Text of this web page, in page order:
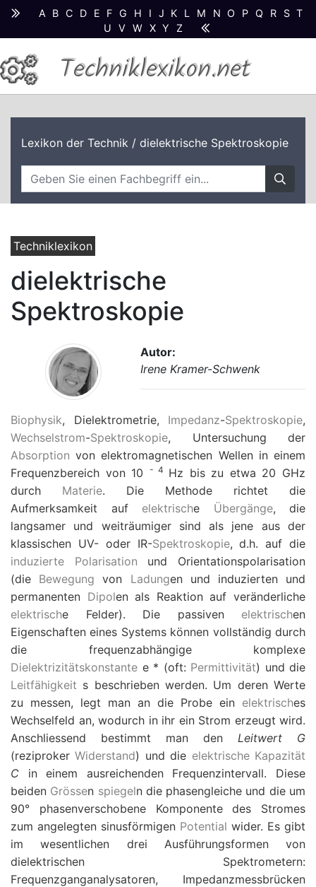
A B C D E F G H I J K L M N O P Q R S T
U
V W X Y Z
Techniklexikon.net
Lexikon der Technik / dielektrische Spektroskopie
Techniklexikon
dielektrische
Spektroskopie
Autor:
Irene Kramer-Schwenk
Biophysik, Dielektrometrie, Impedanz-Spektroskopie,
Wechselstrom-Spektroskopie, Untersuchung der
Absorption von elektromagnetischen Wellen in einem
Frequenzbereich von 10
- 4 Hz bis zu etwa 20 GHz
durch Materie. Die Methode richtet die
Aufmerksamkeit auf elektrische Übergänge, die
langsamer und weiträumiger sind als jene aus der
klassischen UV- oder IR-Spektroskopie, d.h. auf die
induzierte Polarisation und Orientationspolarisation
(die Bewegung von Ladungen und induzierten und
permanenten Dipolen als Reaktion auf veränderliche
elektrische Felder). Die passiven elektrischen
Eigenschaften eines Systems können vollständig durch
die frequenzabhängige komplexe
Dielektrizitätskonstante e* (oft: Permittivität) und die
Leitfähigkeit s beschrieben werden. Um deren Werte
zu messen, legt man an die Probe ein elektrisches
Wechselfeld an, wodurch in ihr ein Strom erzeugt wird.
Anschliessend bestimmt man den Leitwert G
(reziprokerWiderstand) und die elektrische Kapazität
C in einem ausreichenden Frequenzintervall. Diese
beiden Grössen spiegeln die phasengleiche und die um
90° phasenverschobene Komponente des Stromes
zum angelegten sinusförmigen Potential wider. Es gibt
im wesentlichen drei Ausführungsformen von
dielektrischen Spektrometern:
Frequenzganganalysatoren, Impedanzmessbrücken